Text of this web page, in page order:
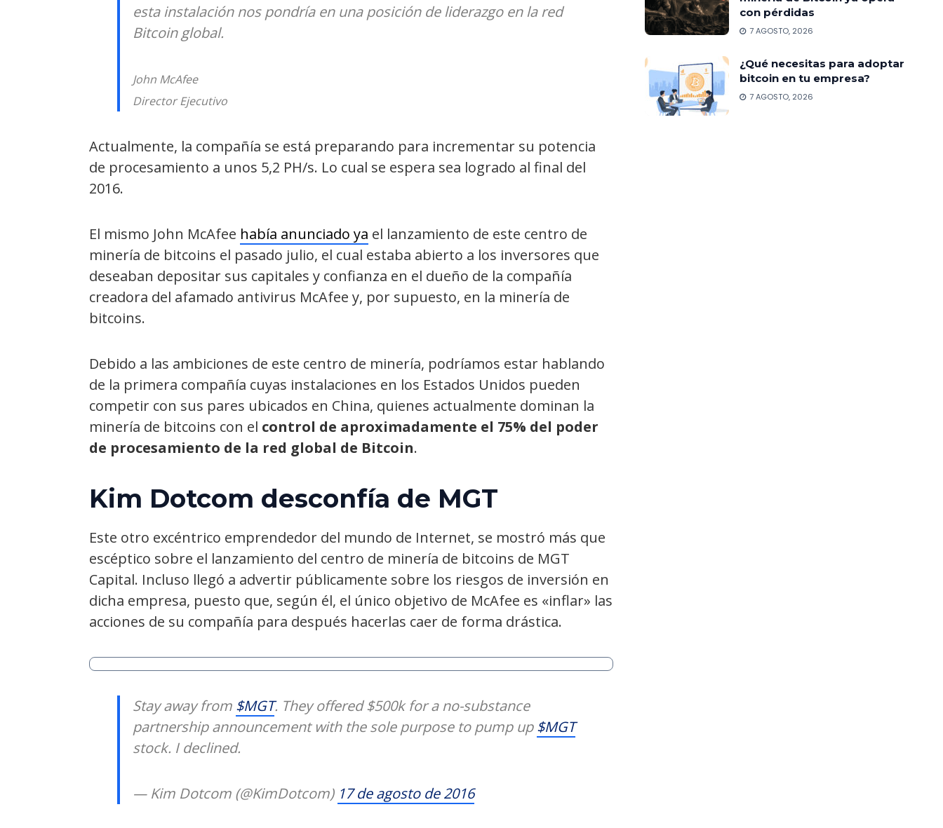
esta instalación nos pondría en una posición de liderazgo en la red
Bitcoin global.
John McAfee
Director Ejecutivo
Actualmente, la compañía se está preparando para incrementar su potencia
de procesamiento a unos 5,2 PH/s. Lo cual se espera sea logrado al final del
2016.
El mismo John McAfee había anunciado ya el lanzamiento de este centro de
minería de bitcoins el pasado julio, el cual estaba abierto a los inversores que
deseaban depositar sus capitales y confianza en el dueño de la compañía
creadora del afamado antivirus McAfee y, por supuesto, en la minería de
bitcoins.
Debido a las ambiciones de este centro de minería, podríamos estar hablando
de la primera compañía cuyas instalaciones en los Estados Unidos pueden
competir con sus pares ubicados en China, quienes actualmente dominan la
minería de bitcoins con el control de aproximadamente el 75% del poder
de procesamiento de la red global de Bitcoin.
Kim Dotcom desconfía de MGT
Este otro excéntrico emprendedor del mundo de Internet, se mostró más que
escéptico sobre el lanzamiento del centro de minería de bitcoins de MGT
Capital. Incluso llegó a advertir públicamente sobre los riesgos de inversión en
dicha empresa, puesto que, según él, el único objetivo de McAfee es «inflar» las
acciones de su compañía para después hacerlas caer de forma drástica.
Stay away from $MGT. They offered $500k for a no-substance
partnership announcement with the sole purpose to pump up$MGT
stock. I declined.
— Kim Dotcom (@KimDotcom) 17 de agosto de 2016
con pérdidas
7 AGOSTO, 2026
¿Qué necesitas para adoptar
bitcoin en tu empresa?
7 AGOSTO, 2026